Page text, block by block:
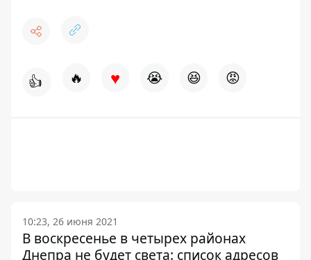
👍 🔥 ♥ 😭 😆 😡
10:23, 26 июня 2021
В воскресенье в четырех районах
Днепра не будет света: список адресов